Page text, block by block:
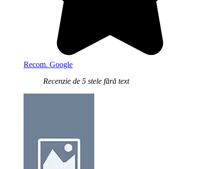
Recom. Google
Recenzie de 5 stele fără text